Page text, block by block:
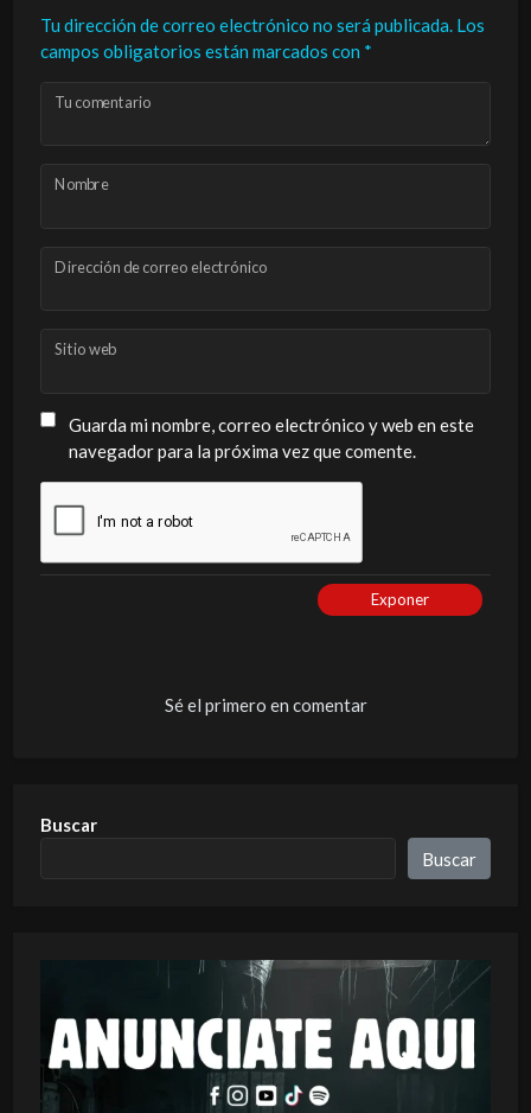
Tu dirección de correo electrónico no será publicada. Los
campos obligatorios están marcados con *
Tu comentario
Nombre
Dirección de correo electrónico
Sitio web
Guarda mi nombre, correo electrónico y web en este
navegador para la próxima vez que comente.
Exponer
Sé el primero en comentar
Buscar
Buscar